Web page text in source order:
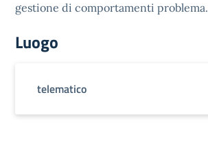
gestione di comportamenti problema.
Luogo
telematico